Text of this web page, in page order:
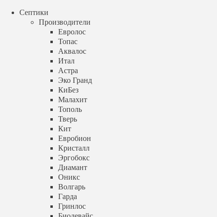
+7 (499) 348 88 04call
Аква Септик
+7 (499) 348 88 04
Септик для дачи под ключ
Установка под ключ за 1 день
в Москве и Московской области
Заказать звонок
пн-вс с 9:00 до 21:00
+7 (499) 348 88 04
info@aqua-septik.ru
Септики
Производители
Евролос
Топас
Аквалос
Итал
Астра
Эко Гранд
КиБез
Малахит
Тополь
Тверь
Кит
Евробион
Кристалл
Эргобокс
Диамант
Оникс
Волгарь
Гарда
Гринлос